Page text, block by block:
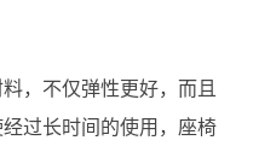
，不仅弹性更好，而且
过长时间的使用，座椅